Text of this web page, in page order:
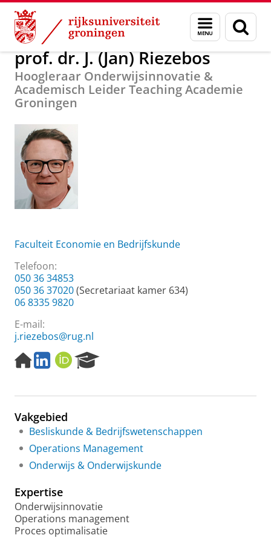
Skip
Content
Skip
Navigation
Menu
en
zoeken
Over ons prof. dr. J. (Jan) Riezebos
prof. dr. J. (Jan) Riezebos
Hoogleraar Onderwijsinnovatie &
Academisch Leider Teaching Academie
Groningen
Faculteit Economie en Bedrijfskunde
Telefoon:
050 36 34853
050 36 37020(Secretariaat kamer 634)
06 8335 9820
E-mail:
j.riezebos@rug.nl
H
o
e
a
g
e
L
i
k
d
i
p
r
f
i
e
l
O
R
I
e
c
P
o
a
l
Vakgebied
Besliskunde & Bedrijfswetenschappen
Operations Management
Onderwijs & Onderwijskunde
Expertise
Onderwijsinnovatie
Operations management
Proces optimalisatie